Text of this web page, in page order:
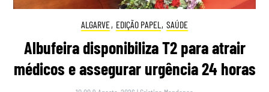
ALGARVE, EDIÇÃO PAPEL , SAÚDE
Albufeira disponibiliza T2 para atrair
médicos e assegurar urgência 24 horas